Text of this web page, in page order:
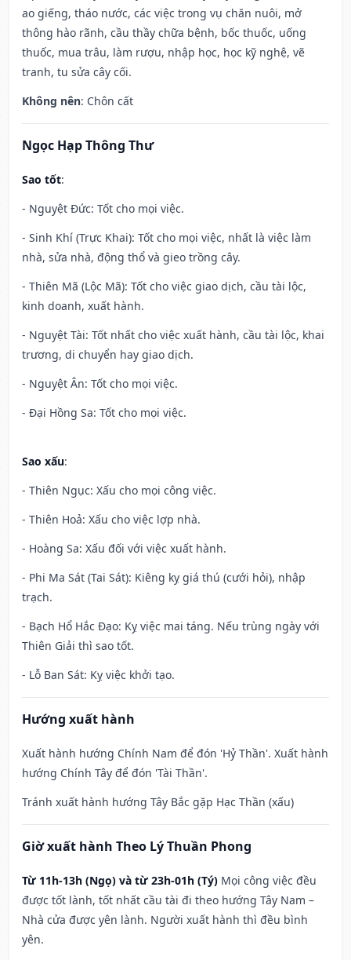
ao giếng, tháo nước, các việc trong vụ chăn nuôi, mở
thông hào rãnh, cầu thầy chữa bệnh, bốc thuốc, uống
thuốc, mua trâu, làm rượu, nhập học, học kỹ nghệ, vẽ
tranh, tu sửa cây cối.
Không nên: Chôn cất
Ngọc Hạp Thông Thư
Sao tốt:
- Nguyệt Đức: Tốt cho mọi việc.
- Sinh Khí (Trực Khai): Tốt cho mọi việc, nhất là việc làm
nhà, sửa nhà, động thổ và gieo trồng cây.
- Thiên Mã (Lộc Mã): Tốt cho việc giao dịch, cầu tài lộc,
kinh doanh, xuất hành.
- Nguyệt Tài: Tốt nhất cho việc xuất hành, cầu tài lộc, khai
trương, di chuyển hay giao dịch.
- Nguyệt Ân: Tốt cho mọi việc.
- Đại Hồng Sa: Tốt cho mọi việc.
Sao xấu:
- Thiên Ngục: Xấu cho mọi công việc.
- Thiên Hoả: Xấu cho việc lợp nhà.
- Hoàng Sa: Xấu đối với việc xuất hành.
- Phi Ma Sát (Tai Sát): Kiêng kỵ giá thú (cưới hỏi), nhập
trạch.
- Bạch Hổ Hắc Đạo: Kỵ việc mai táng. Nếu trùng ngày với
Thiên Giải thì sao tốt.
- Lỗ Ban Sát: Kỵ việc khởi tạo.
Hướng xuất hành
Xuất hành hướng Chính Nam để đón 'Hỷ Thần'. Xuất hành
hướng Chính Tây để đón 'Tài Thần'.
Tránh xuất hành hướng Tây Bắc gặp Hạc Thần (xấu)
Giờ xuất hành Theo Lý Thuần Phong
Từ 11h-13h (Ngọ) và từ 23h-01h (Tý) Mọi công việc đều
được tốt lành, tốt nhất cầu tài đi theo hướng Tây Nam –
Nhà cửa được yên lành. Người xuất hành thì đều bình
yên.